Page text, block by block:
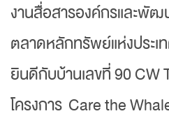
งานสื่อสารองค์กรและพัฒ
ตลาดหลักทรัพย์แห่งประเ
ยินดีกับบ้านเลขที่ 90 CW
โครงการ Care the